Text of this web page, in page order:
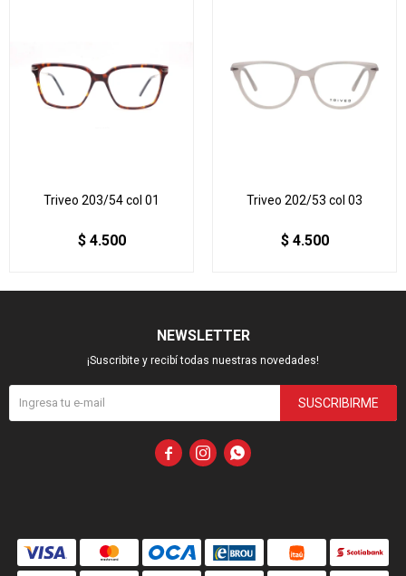
Triveo 203/54 col 01
$ 4.500
Triveo 202/53 col 03
$ 4.500
NEWSLETTER
¡Suscribite y recibí todas nuestras novedades!
SUSCRIBIRME
  